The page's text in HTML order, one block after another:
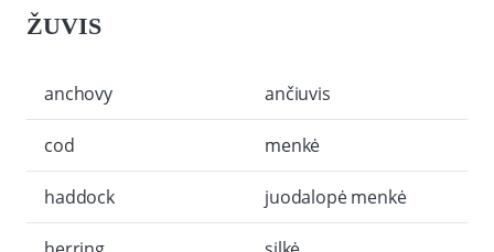
ŽUVIS
anchovy ančiuvis
cod menkė
haddock juodalopė menkė